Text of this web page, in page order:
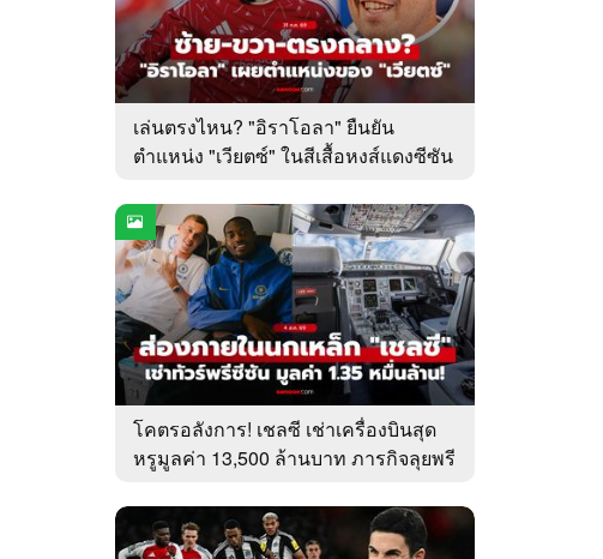
เล่นตรงไหน? "อิราโอลา" ยืนยัน
ตำแหน่ง "เวียตซ์" ในสีเสื้อหงส์แดงซีซัน
โคตรอลังการ! เชลซี เช่าเครื่องบินสุด
หรูมูลค่า 13,500 ล้านบาท ภารกิจลุยพรี